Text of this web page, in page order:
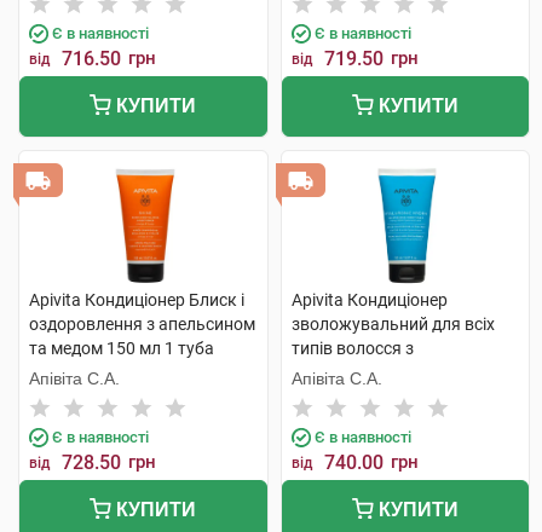
Є в наявності
від 716.50 грн
КУПИТИ
Є в наявності
від 719.50 грн
КУПИТИ
Apivita Кондиціонер Блиск і
оздоровлення з апельсином
та медом 150 мл 1 туба
Апівіта С.А.
Є в наявності
від 728.50 грн
КУПИТИ
Apivita Кондиціонер
зволожувальний для всіх
типів волосся з
гіалуроновою кислотою та
алое 150 мл 1 туба
Апівіта С.А.
Є в наявності
від 740.00 грн
КУПИТИ